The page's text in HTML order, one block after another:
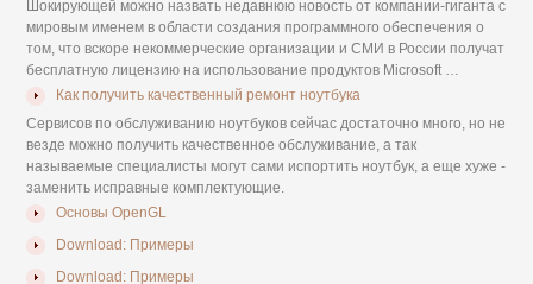
Шокирующей можно назвать недавнюю новость от компании-гиганта с
мировым именем в области создания программного обеспечения о
том, что вскоре некоммерческие организации и СМИ в России получат
бесплатную лицензию на использование продуктов Microsoft …
Как получить качественный ремонт ноутбука
Сервисов по обслуживанию ноутбуков сейчас достаточно много, но не
везде можно получить качественное обслуживание, а так
называемые специалисты могут сами испортить ноутбук, а еще хуже -
заменить исправные комплектующие.
Основы OpenGL
Download: Примеры
Download: Примеры